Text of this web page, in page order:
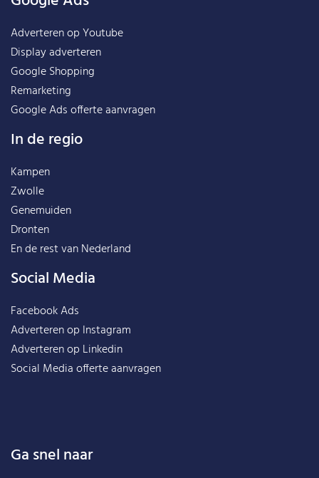
Adverteren op Youtube
Display adverteren
Google Shopping
Remarketing
Google Ads offerte aanvragen
In de regio
Kampen
Zwolle
Genemuiden
Dronten
En de rest vanNederland
Social Media
Facebook Ads
Adverteren op Instagram
Adverteren op Linkedin
Social Media offerte aanvragen
Ga snel naar